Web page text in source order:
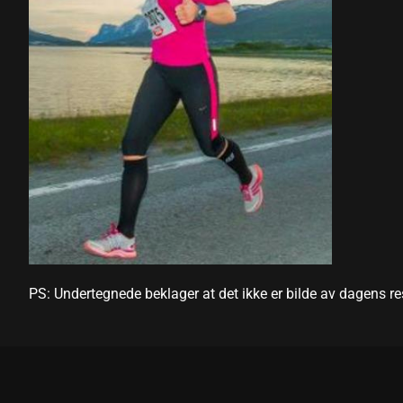
panel
panel
panel
panel
panel
panel
panel
panel
PS: Undertegnede beklager at det ikke er bilde av dagens